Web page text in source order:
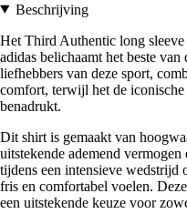
Beschrijving
Het Third Authentic long
adidas belichaamt het beste
liefhebbers van deze sport,
comfort, terwijl het de
benadrukt.
Dit shirt is gemaakt van
uitstekende ademend
tijdens een intensieve wedstrijd
fris en comfortabel voelen.
een uitstekende keuze voor